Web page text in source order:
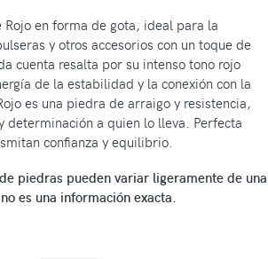
en forma de gota, ideal para la
y otros accesorios con un toque de
cuenta resalta por su intenso tono rojo
de la estabilidad y la conexión con la
es una piedra de arraigo y resistencia,
determinación a quien lo lleva. Perfecta
confianza y equilibrio.
piedras pueden variar ligeramente de una
es una información exacta.